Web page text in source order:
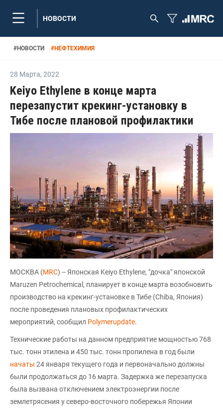
НОВОСТИ
#НОВОСТИ #НЕФТЕХИМИЯ
28 Марта, 2022
Keiyo Ethylene в конце марта
перезапустит крекинг-установку в
Тибе после плановой профилактики
МОСКВА (MRC) -- Японская Keiyo Ethylene, "дочка" японской
Maruzen Petrochemical, планирует в конце марта возобновить
производство на крекинг-установке в Тибе (Chiba, Япония)
после проведения плановых профилактических
мероприятий, сообщил Polymerupdate.
Технические работы на данном предприятие мощностью 768
тыс. тонн этилена и 450 тыс. тонн пропилена в год были
начаты 24 января текущего года и первоначально должны
были продолжаться до 16 марта. Задержка же перезапуска
была вызвана отключением электроэнергии после
землетрясения у северо-восточного побережья Японии